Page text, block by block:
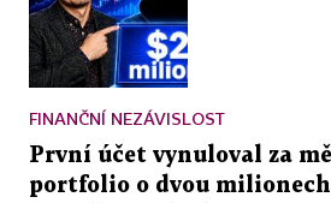
FINANČNÍ NEZÁVISLOST
První účet vynuloval za
portfolio o dvou